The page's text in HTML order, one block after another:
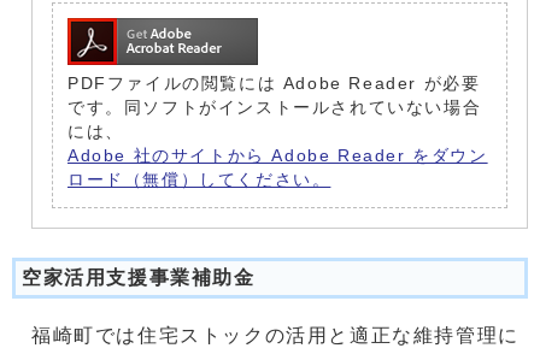
PDFファイルの閲覧には Adobe Reader が必要
です。同ソフトがインストールされていない場合
には、
Adobe 社のサイトから Adobe Reader をダウン
ロード（無償）してください。
空家活用支援事業補助金
福崎町では住宅ストックの活用と適正な維持管理に